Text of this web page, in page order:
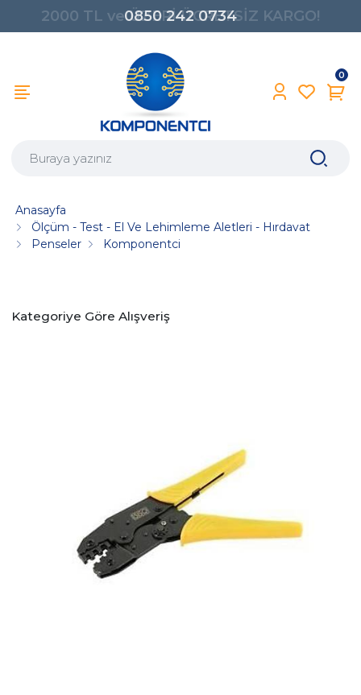
0850 242 0734
0
Anasayfa
Ölçüm - Test - El Ve Lehimleme Aletleri - Hırdavat
Penseler
Komponentci
Kategoriye Göre Alışveriş